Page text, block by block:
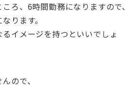
ろ、6時間勤務になりますので、
ります。
イメージを持つといいでしょ
ので、